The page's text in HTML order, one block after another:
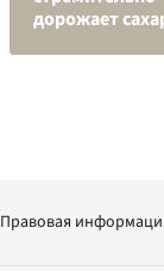
дорожает
Правовая